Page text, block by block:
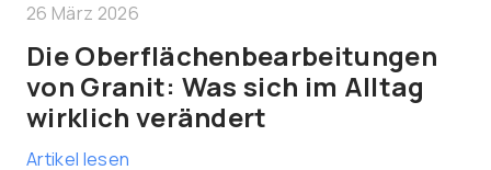
26 März 2026
Die Oberflächenbearbeitungen
von Granit: Was sich im Alltag
wirklich verändert
Artikel lesen